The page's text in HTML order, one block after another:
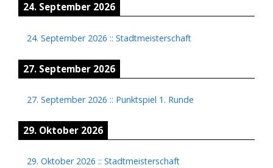
24. September 2026
24. September 2026 :: Stadtmeisterschaft
27. September 2026
27. September 2026 :: Punktspiel 1. Runde
29. Oktober 2026
29. Oktober 2026 :: Stadtmeisterschaft